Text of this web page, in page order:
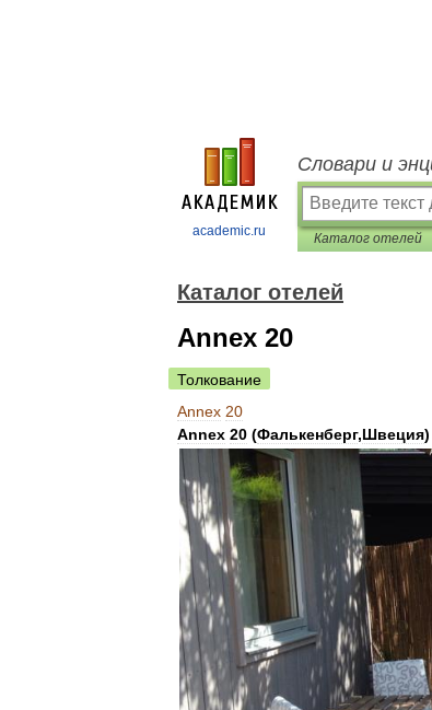
academic.ru
Словари и
Каталог отелей
Каталог отелей
Annex 20
Толкование
Annex 20
Annex 20 (Фалькенберг,Швеция)